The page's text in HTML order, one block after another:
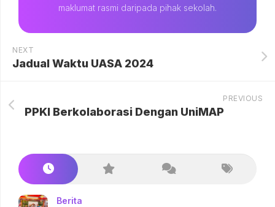
maklumat rasmi daripada pihak sekolah.
NEXT
Jadual Waktu UASA 2024
PREVIOUS
PPKI Berkolaborasi Dengan UniMAP
Berita